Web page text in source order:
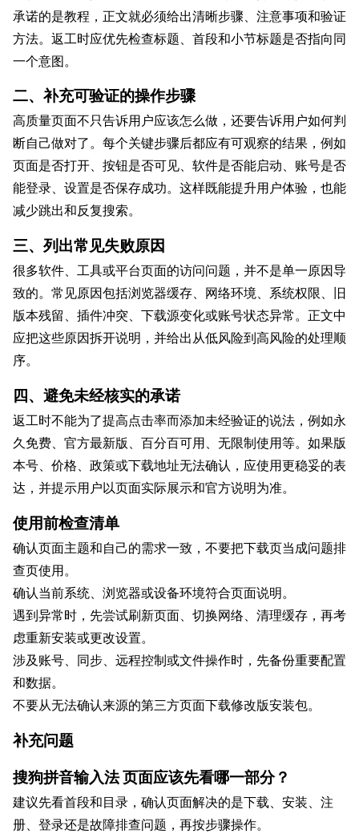
承诺的是教程，正文就必须给出清晰步骤、注意事项和验证
方法。返工时应优先检查标题、首段和小节标题是否指向同
一个意图。
二、补充可验证的操作步骤
高质量页面不只告诉用户应该怎么做，还要告诉用户如何判
断自己做对了。每个关键步骤后都应有可观察的结果，例如
页面是否打开、按钮是否可见、软件是否能启动、账号是否
能登录、设置是否保存成功。这样既能提升用户体验，也能
减少跳出和反复搜索。
三、列出常见失败原因
很多软件、工具或平台页面的访问问题，并不是单一原因导
致的。常见原因包括浏览器缓存、网络环境、系统权限、旧
版本残留、插件冲突、下载源变化或账号状态异常。正文中
应把这些原因拆开说明，并给出从低风险到高风险的处理顺
序。
四、避免未经核实的承诺
返工时不能为了提高点击率而添加未经验证的说法，例如永
久免费、官方最新版、百分百可用、无限制使用等。如果版
本号、价格、政策或下载地址无法确认，应使用更稳妥的表
达，并提示用户以页面实际展示和官方说明为准。
使用前检查清单
确认页面主题和自己的需求一致，不要把下载页当成问题排
查页使用。
确认当前系统、浏览器或设备环境符合页面说明。
遇到异常时，先尝试刷新页面、切换网络、清理缓存，再考
虑重新安装或更改设置。
涉及账号、同步、远程控制或文件操作时，先备份重要配置
和数据。
不要从无法确认来源的第三方页面下载修改版安装包。
补充问题
搜狗拼音输入法 页面应该先看哪一部分？
建议先看首段和目录，确认页面解决的是下载、安装、注
册、登录还是故障排查问题，再按步骤操作。